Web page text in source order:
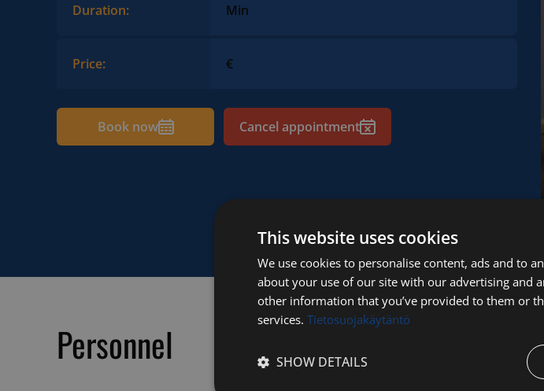
Duration: Min
Price: €
Book now Cancel appointment
Personnel
This website uses cookies
We use cookies to personalise content, ads and to
about your use of our site with our advertising and
other information that you’ve provided to them or
services. Tietosuojakäytäntö
SHOW DETAILS